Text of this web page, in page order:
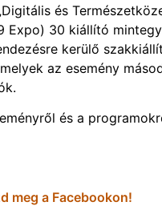
és
Expo) 30 kiállító
kerülő
az esemény
és a
meg a Facebookon!